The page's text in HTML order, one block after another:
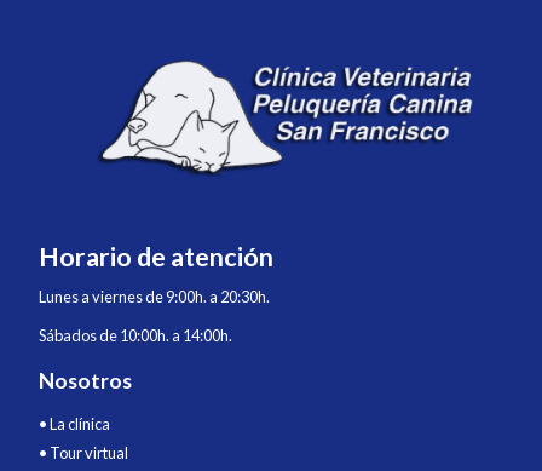
Horario de atención
Lunes a viernes de 9:00h. a 20:30h.
Sábados de 10:00h. a 14:00h.
Nosotros
•La clínica
• Tour virtual